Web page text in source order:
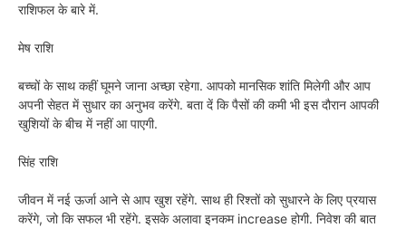
राशिफल के बारे में.
मेष राशि
बच्चों के साथ कहीं घूमने जाना अच्छा रहेगा. आपको मानसिक शांति मिलेगी और आप
अपनी सेहत में सुधार का अनुभव करेंगे. बता दें कि पैसों की कमी भी इस दौरान आपकी
खुशियों के बीच में नहीं आ पाएगी.
सिंह राशि
जीवन में नई ऊर्जा आने से आप खुश रहेंगे. साथ ही रिश्तों को सुधारने के लिए प्रयास
करेंगे, जो कि सफल भी रहेंगे. इसके अलावा इनकम increase होगी. निवेश की बात